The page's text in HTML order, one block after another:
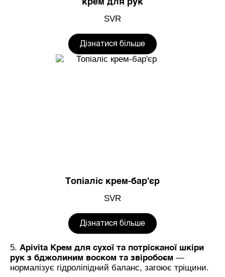
крем для рук
SVR
Дізнатися більше
Топіаліс крем-бар'єр
SVR
Дізнатися більше
5. Apivita Крем для сухої та потрісканої шкіри
рук з бджолиним воском та звіробоєм —
нормалізує гідроліпідний баланс, загоює тріщини.